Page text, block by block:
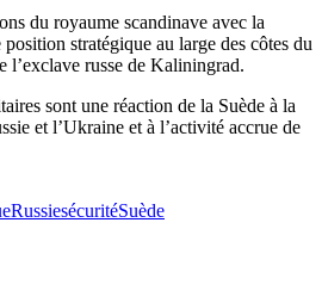
du royaume scandinave avec la
stratégique au large des côtes du
l’exclave russe de Kaliningrad.
sont une réaction de la Suède à la
et l’Ukraine et à l’activité accrue de
RussiesécuritéSuède